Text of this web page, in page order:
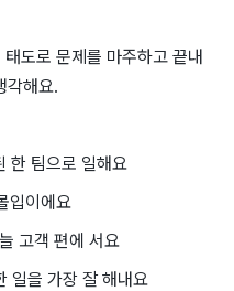
도로 문제를 마주하고 끝내
각해요.
한 팀으로 일해요
입이에요
고객 편에 서요
을 가장 잘 해내요